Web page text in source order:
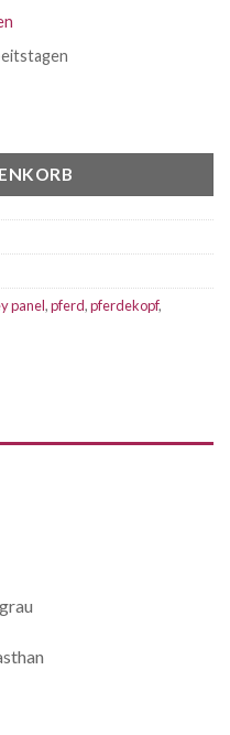
panel,pferd,pferdekopf,